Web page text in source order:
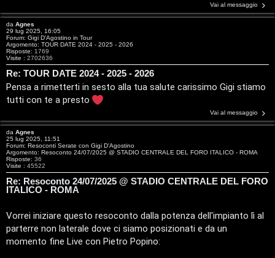
r
c
a
F
A
Q
Vai al messaggio
da Agnes
29 lug 2025, 16:05
Forum: Gigi D'Agostino in Tour
Argomento: TOUR DATE 2024 - 2025 - 2026
Risposte: 1769
Visite : 2702636
Re: TOUR DATE 2024 - 2025 - 2026
Pensa a rimetterti in sesto alla tua salute carissimo Gigi stiamo
tutti con te a presto
Vai al messaggio
da Agnes
25 lug 2025, 11:51
Forum: Resoconti Serate con Gigi D'Agostino
Argomento: Resoconto 24/07/2025 @ STADIO CENTRALE DEL FORO ITALICO - ROMA
Risposte: 36
Visite : 45522
Re: Resoconto 24/07/2025 @ STADIO CENTRALE DEL FORO
ITALICO - ROMA
Vorrei iniziare questo resoconto dalla potenza dell'impianto lì al
parterre non laterale dove ci siamo posizionati e da un
momento fine Live con Pietro Popino:
i
n
i
l
i
/
D
i
g
i
t
a